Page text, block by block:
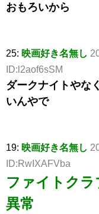
おもろいから
25: 映画好き名無し
ID:l2aof6sSM
ダークナイトやな
いんやで
19: 映画好き名無し
ID:RwIXAFVba
ファイトク
異常